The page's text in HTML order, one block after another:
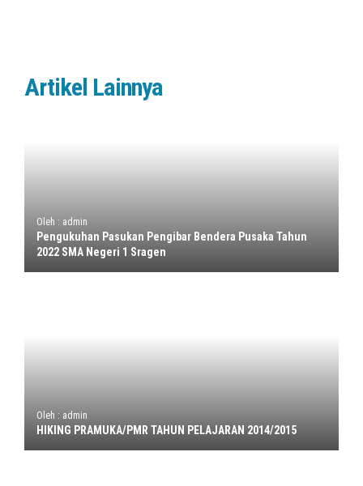
Artikel Lainnya
Oleh : admin
Pengukuhan Pasukan Pengibar Bendera Pusaka Tahun
2022 SMA Negeri 1 Sragen
Oleh : admin
HIKING PRAMUKA/PMR TAHUN PELAJARAN 2014/2015